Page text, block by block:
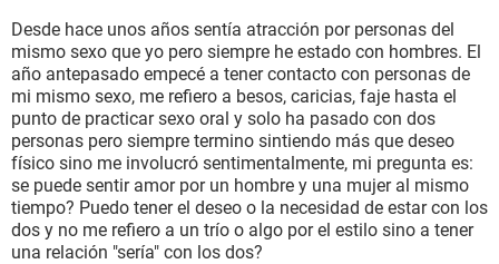
BIENESTAR
SEXUALIDAD
GLOSARIO
Desde hace unos años sentía atracción por personas del
mismo sexo que yo pero siempre he estado con hombres. El
año antepasado empecé a tener contacto con personas de
mi mismo sexo, me refiero a besos, caricias, faje hasta el
punto de practicar sexo oral y solo ha pasado con dos
personas pero siempre termino sintiendo más que deseo
físico sino me involucró sentimentalmente, mi pregunta es:
se puede sentir amor por un hombre y una mujer al mismo
tiempo? Puedo tener el deseo o la necesidad de estar con los
dos y no me refiero a un trío o algo por el estilo sino a tener
una relación "sería" con los dos?